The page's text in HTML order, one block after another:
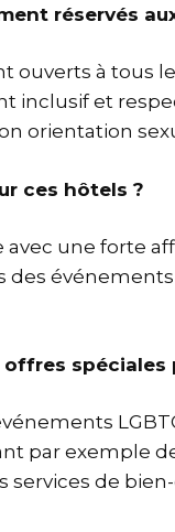
réservés
ouverts à tous
inclusif et
orientation
ces hôtels ?
une forte
des
spéciales
par exemple
services de